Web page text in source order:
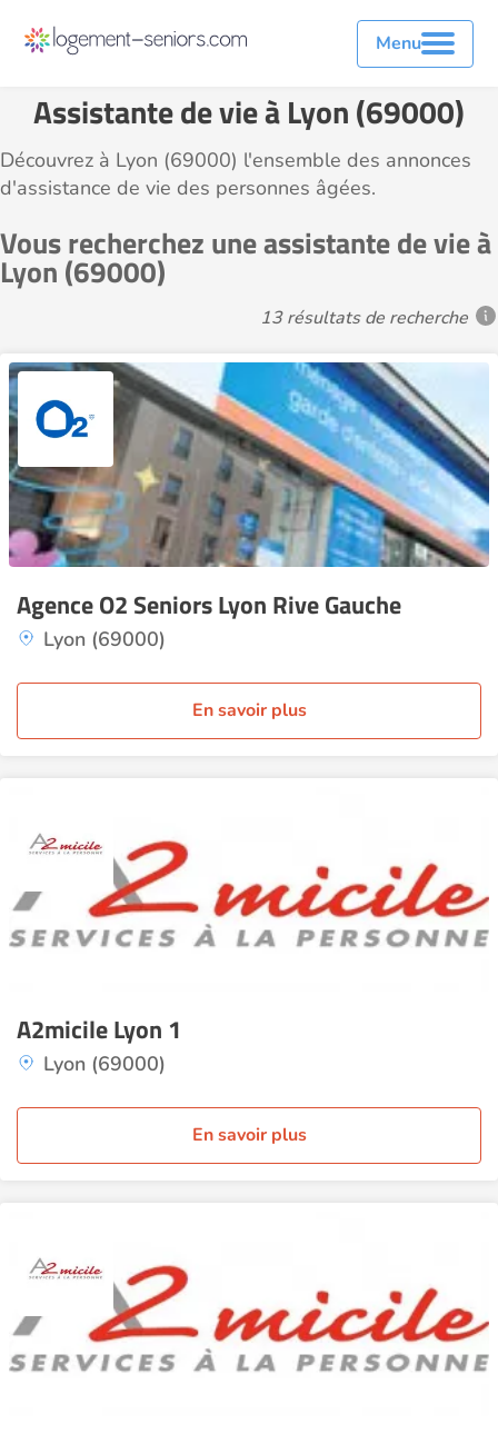
Menu
Assistante de vie à Lyon (69000)
Découvrez à Lyon (69000) l'ensemble des annonces
d'assistance de vie des personnes âgées.
Vous recherchez une assistante de vie à
Lyon (69000)
13 résultats de recherche
Agence O2 Seniors Lyon Rive Gauche
Lyon (69000)
En savoir plus
A2micile Lyon 1
Lyon (69000)
En savoir plus